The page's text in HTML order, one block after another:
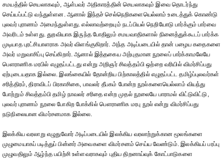
சமயத்தில் செயலாகவும், ஆள்பவர் அதிகாரத்தின் செயலாகவும் இவை தொடர்ந்து
செய்யப்பட்டு வந்துள்ளன. ஆனால் இந்தச் செல்நெறிகளையெல்லாம் உடைத்துக் கொண்டு
புலவர் புராணம் அமைந்துள்ளது. எல்லாவற்றையும் நடப்பியல் நெறியோடு பார்க்கும் பார்வை
அவரிடம் உள்ளது. துறவியாக இருந்த போதிலும் சமயவாதிகளால் நினைத்துக்கூடப் பார்க்க
முடியாத புரட்சியாளராக அவர் விளங்குகிறார். அந்த அடிப்படையில் தான் பழைய கதைகளை
அவர் மறுவாசிப்பு செய்கிறார். ஆனால் இத்தகைய அற்புதமான நூலைப் பார்க்காமலேயே
பௌராணிக மரபில் எழுதப்பட்டது என்று அறிஞர் சிவத்தம்பி ஒற்றை வரியில் விமர்சிப்பது
ஏற்புடையதாக இல்லை. இலங்கையில் தோன்றிய பிற்காலத்தில் எழுதப்பட்ட தமிழ்ப்புலவர்கள்
சரித்திரம், திராவிடப் பிரகாசிகை, பாவலர் தீபகம் போன்ற நூல்களையெல்லாம் வியந்து
போற்றும் சிவத்தம்பி தமிழ் நாவலர் சரிதை என்ற முதல் நூலையே பாராமல் விட்டுவிட்டு,
புலவர் புராணம் நூலை போகிற போக்கில் பௌராணிக மரபு நூல் என்று விமர்சிப்பது
நடுநிலையான விமர்சனமாக இல்லை.
இலக்கிய வரலாறு எழுதுவோர் அடிப்படையில் இலக்கிய வரலாற்றுக்கான மூலங்களை
முழுமையாகப் படித்துப் பின்னர் அவைகளை விமர்சனம் செய்ய வேண்டும். இலக்கியப் பரப்பு
முழுவதிலும் ஆழ்ந்த பயிற்சி உள்ளவராகவும் புதிய திறனாய்வுக் கோட்பாடுகளை